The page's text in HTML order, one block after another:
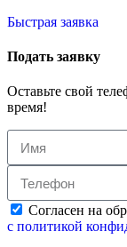
Быстрая заявка
Подать заявку
Оставьте свой
время!
Согласен на
с политикой